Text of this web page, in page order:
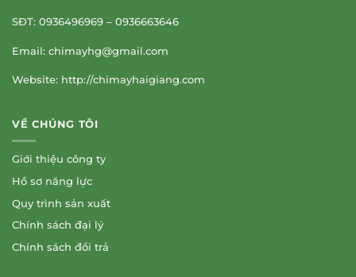
SĐT: 0936496969 – 0936663646
Email: chimayhg@gmail.com
Website: http://chimayhaigiang.com
VỀ CHÚNG TÔI
Giới thiệu công ty
Hồ sơ năng lực
Quy trình sản xuất
Chính sách đại lý
Chính sách đổi trả